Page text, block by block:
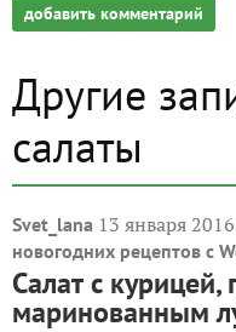
добавить комментарий
Другие
салаты
Svet_lana 13 января
новогодних рецептов с
Салат с курицей,
маринованным